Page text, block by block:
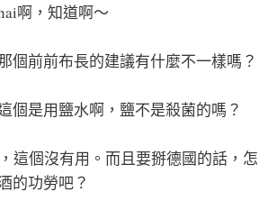
啊，知道啊～
個前前布長的建議有什麼不一樣嗎？
個是用鹽水啊，鹽不是殺菌的嗎？
這個沒有用。而且要掰德國的話，怎
的功勞吧？